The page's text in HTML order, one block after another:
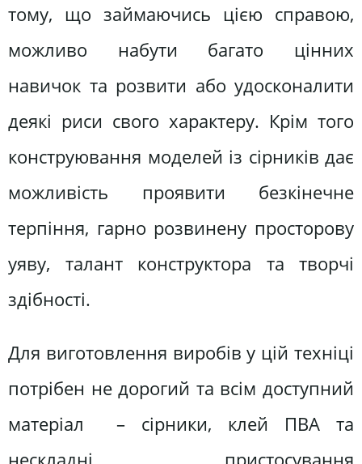
тому, що займаючись цією справою,
можливо набути багато цінних
навичок та розвити або удосконалити
деякі риси свого характеру. Крім того
конструювання моделей із сірників дає
можливість проявити безкінечне
терпіння, гарно розвинену просторову
уяву, талант конструктора та творчі
здібності.
Для виготовлення виробів у цій техніці
потрібен не дорогий та всім доступний
матеріал – сірники, клей ПВА та